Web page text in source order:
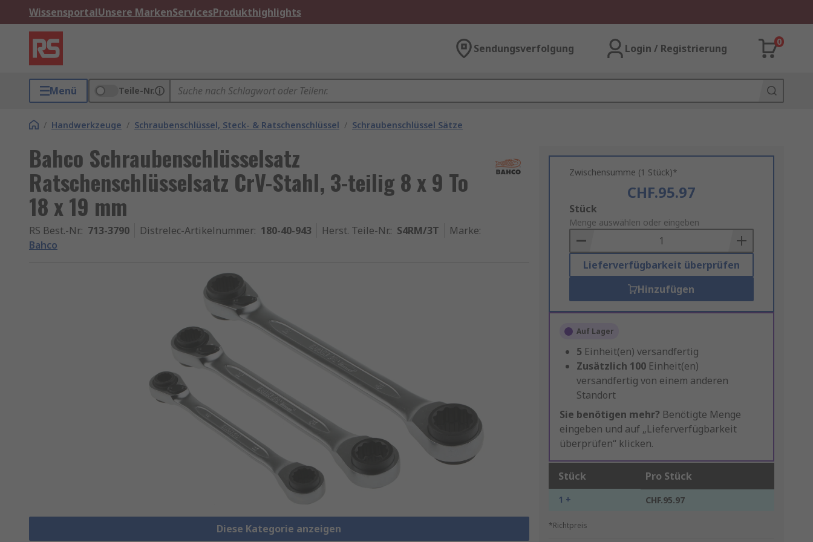
WissensportalUnsere MarkenServicesProdukthighlights
Sendungsverfolgung Login / Registrierung
0
Menü Teile-Nr.
/ Handwerkzeuge / Schraubenschlüssel, Steck- & Ratschenschlüssel / Schraubenschlüssel Sätze
Bahco Schraubenschlüsselsatz
Ratschenschlüsselsatz CrV-Stahl, 3-teilig 8 x 9 To
18 x 19 mm
RS Best.-Nr.: 713-3790 Distrelec-Artikelnummer: 180-40-943 Herst. Teile-Nr.: S4RM/3T Marke:
Bahco
Diese Kategorie anzeigen
Zwischensumme (1 Stück)*
CHF.95.97
Add
to
Basket
Stück
Menge auswählen oder eingeben
Lieferverfügbarkeit überprüfen
Hinzufügen
Auf Lager
5 Einheit(en) versandfertig
Zusätzlich 100 Einheit(en)
versandfertig von einem anderen
Standort
Sie benötigen mehr? Benötigte Menge
eingeben und auf „Lieferverfügbarkeit
überprüfen“ klicken.
Stück Pro Stück
1 + CHF.95.97
*Richtpreis